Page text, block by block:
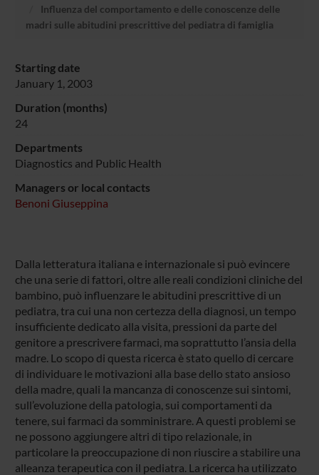
Influenza del comportamento e delle conoscenze delle
madri sulle abitudini prescrittive del pediatra di famiglia
Starting date
January 1, 2003
Duration (months)
24
Departments
Diagnostics and Public Health
Managers or local contacts
Benoni Giuseppina
Dalla letteratura italiana e internazionale si può evincere
che una serie di fattori, oltre alle reali condizioni cliniche del
bambino, può influenzare le abitudini prescrittive di un
pediatra, tra cui una non certezza della diagnosi, un tempo
insufficiente dedicato alla visita, pressioni da parte del
genitore a prescrivere farmaci, ma soprattutto l’ansia della
madre. Lo scopo di questa ricerca è stato quello di cercare
di individuare le motivazioni alla base dello stato ansioso
della madre, quali la mancanza di conoscenze sui sintomi,
sull’evoluzione della patologia, sui comportamenti da
tenere, sui farmaci da somministrare. A questi problemi se
ne possono aggiungere altri di tipo relazionale, in
particolare la preoccupazione di non riuscire a stabilire una
alleanza terapeutica con il pediatra. La ricerca ha utilizzato